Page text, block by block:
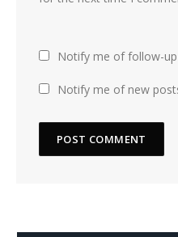
Notify me of follow-
Notify me of new